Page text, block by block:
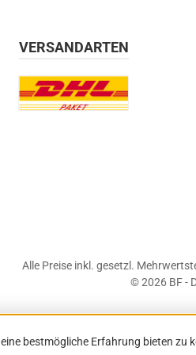
VERSANDARTEN
Alle Preise inkl. gesetzl.
© 2026 BF -
bestmögliche Erfahrung bieten zu